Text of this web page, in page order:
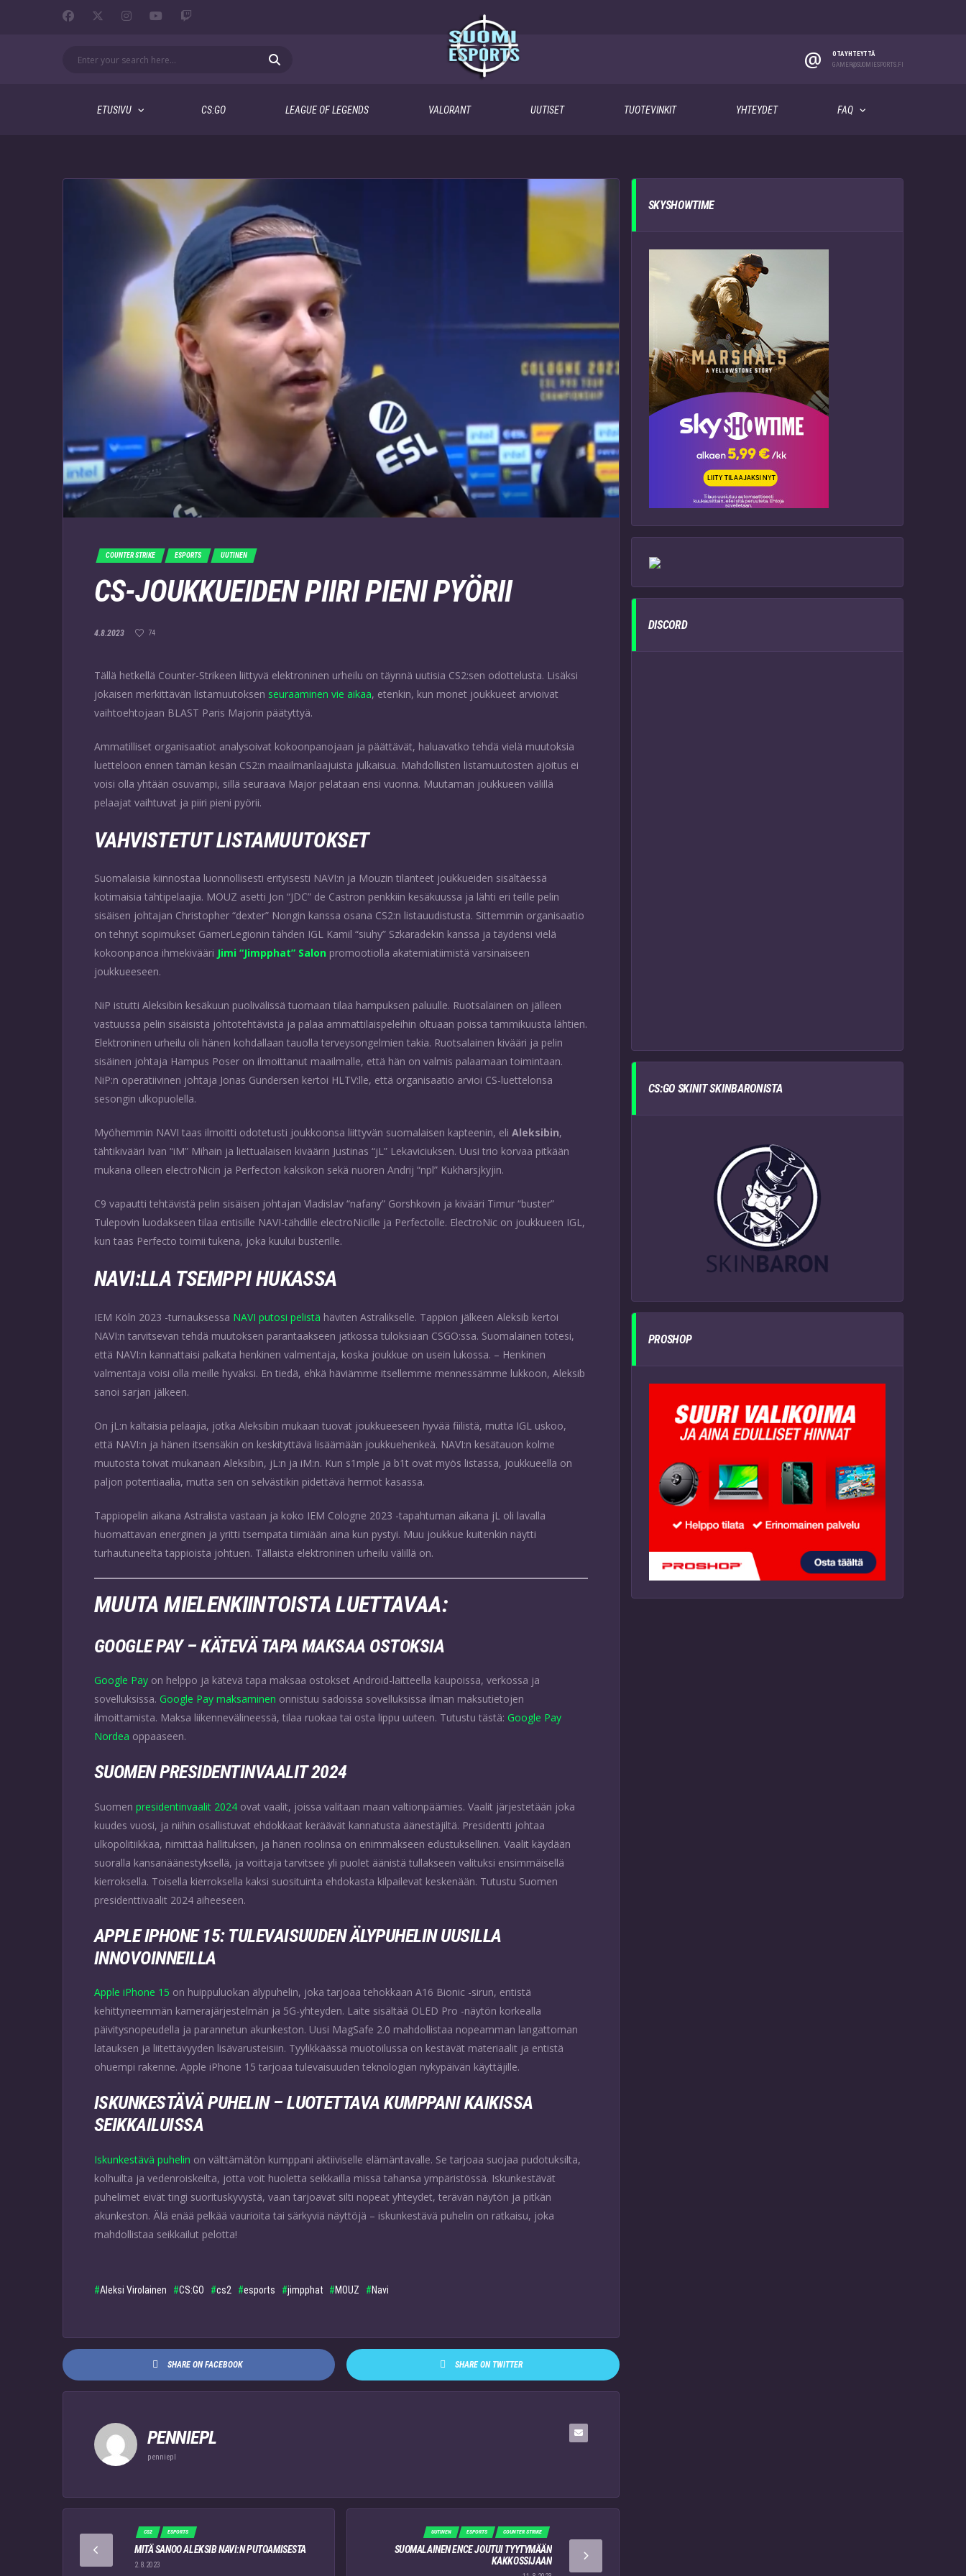
@
OTA YHTEYTTÄ
GAMER@SUOMIESPORTS.FI
ETUSIVU CS:GO LEAGUE OF LEGENDS VALORANT UUTISET TUOTEVINKIT YHTEYDET FAQ
COUNTER STRIKE ESPORTS UUTINEN
CS-JOUKKUEIDEN PIIRI PIENI PYÖRII
4.8.2023 74
Tällä hetkellä Counter-Strikeen liittyvä elektroninen urheilu on täynnä uutisia CS2:sen odottelusta. Lisäksi
jokaisen merkittävän listamuutoksen seuraaminen vie aikaa, etenkin, kun monet joukkueet arvioivat
vaihtoehtojaan BLAST Paris Majorin päätyttyä.
Ammatilliset organisaatiot analysoivat kokoonpanojaan ja päättävät, haluavatko tehdä vielä muutoksia
luetteloon ennen tämän kesän CS2:n maailmanlaajuista julkaisua. Mahdollisten listamuutosten ajoitus ei
voisi olla yhtään osuvampi, sillä seuraava Major pelataan ensi vuonna. Muutaman joukkueen välillä
pelaajat vaihtuvat ja piiri pieni pyörii.
VAHVISTETUT LISTAMUUTOKSET
Suomalaisia kiinnostaa luonnollisesti erityisesti NAVI:n ja Mouzin tilanteet joukkueiden sisältäessä
kotimaisia tähtipelaajia. MOUZ asetti Jon “JDC” de Castron penkkiin kesäkuussa ja lähti eri teille pelin
sisäisen johtajan Christopher “dexter” Nongin kanssa osana CS2:n listauudistusta. Sittemmin organisaatio
on tehnyt sopimukset GamerLegionin tähden IGL Kamil “siuhy” Szkaradekin kanssa ja täydensi vielä
kokoonpanoa ihmekivääri Jimi “Jimpphat” Salon promootiolla akatemiatiimistä varsinaiseen
joukkueeseen.
NiP istutti Aleksibin kesäkuun puolivälissä tuomaan tilaa hampuksen paluulle. Ruotsalainen on jälleen
vastuussa pelin sisäisistä johtotehtävistä ja palaa ammattilaispeleihin oltuaan poissa tammikuusta lähtien.
Elektroninen urheilu oli hänen kohdallaan tauolla terveysongelmien takia. Ruotsalainen kivääri ja pelin
sisäinen johtaja Hampus Poser on ilmoittanut maailmalle, että hän on valmis palaamaan toimintaan.
NiP:n operatiivinen johtaja Jonas Gundersen kertoi HLTV:lle, että organisaatio arvioi CS-luettelonsa
sesongin ulkopuolella.
Myöhemmin NAVI taas ilmoitti odotetusti joukkoonsa liittyvän suomalaisen kapteenin, eli Aleksibin,
tähtikivääri Ivan “iM” Mihain ja liettualaisen kiväärin Justinas “jL” Lekaviciuksen. Uusi trio korvaa pitkään
mukana olleen electroNicin ja Perfecton kaksikon sekä nuoren Andrij “npl” Kukharsjkyjin.
C9 vapautti tehtävistä pelin sisäisen johtajan Vladislav “nafany” Gorshkovin ja kivääri Timur “buster”
Tulepovin luodakseen tilaa entisille NAVI-tähdille electroNicille ja Perfectolle. ElectroNic on joukkueen IGL,
kun taas Perfecto toimii tukena, joka kuului busterille.
NAVI:LLA TSEMPPI HUKASSA
IEM Köln 2023 -turnauksessa NAVI putosi pelistä häviten Astralikselle. Tappion jälkeen Aleksib kertoi
NAVI:n tarvitsevan tehdä muutoksen parantaakseen jatkossa tuloksiaan CSGO:ssa. Suomalainen totesi,
että NAVI:n kannattaisi palkata henkinen valmentaja, koska joukkue on usein lukossa. – Henkinen
valmentaja voisi olla meille hyväksi. En tiedä, ehkä häviämme itsellemme mennessämme lukkoon, Aleksib
sanoi sarjan jälkeen.
On jL:n kaltaisia pelaajia, jotka Aleksibin mukaan tuovat joukkueeseen hyvää fiilistä, mutta IGL uskoo,
että NAVI:n ja hänen itsensäkin on keskityttävä lisäämään joukkuehenkeä. NAVI:n kesätauon kolme
muutosta toivat mukanaan Aleksibin, jL:n ja iM:n. Kun s1mple ja b1t ovat myös listassa, joukkueella on
paljon potentiaalia, mutta sen on selvästikin pidettävä hermot kasassa.
Tappiopelin aikana Astralista vastaan ja koko IEM Cologne 2023 -tapahtuman aikana jL oli lavalla
huomattavan energinen ja yritti tsempata tiimiään aina kun pystyi. Muu joukkue kuitenkin näytti
turhautuneelta tappioista johtuen. Tällaista elektroninen urheilu välillä on.
MUUTA MIELENKIINTOISTA LUETTAVAA:
GOOGLE PAY – KÄTEVÄ TAPA MAKSAA OSTOKSIA
Google Pay on helppo ja kätevä tapa maksaa ostokset Android-laitteella kaupoissa, verkossa ja
sovelluksissa. Google Pay maksaminen onnistuu sadoissa sovelluksissa ilman maksutietojen
ilmoittamista. Maksa liikennevälineessä, tilaa ruokaa tai osta lippu uuteen. Tutustu tästä: Google Pay
Nordea oppaaseen.
SUOMEN PRESIDENTINVAALIT 2024
Suomen presidentinvaalit 2024 ovat vaalit, joissa valitaan maan valtionpäämies. Vaalit järjestetään joka
kuudes vuosi, ja niihin osallistuvat ehdokkaat keräävät kannatusta äänestäjiltä. Presidentti johtaa
ulkopolitiikkaa, nimittää hallituksen, ja hänen roolinsa on enimmäkseen edustuksellinen. Vaalit käydään
suoralla kansanäänestyksellä, ja voittaja tarvitsee yli puolet äänistä tullakseen valituksi ensimmäisellä
kierroksella. Toisella kierroksella kaksi suosituinta ehdokasta kilpailevat keskenään. Tutustu Suomen
presidenttivaalit 2024 aiheeseen.
APPLE IPHONE 15: TULEVAISUUDEN ÄLYPUHELIN UUSILLA
INNOVOINNEILLA
Apple iPhone 15 on huippuluokan älypuhelin, joka tarjoaa tehokkaan A16 Bionic -sirun, entistä
kehittyneemmän kamerajärjestelmän ja 5G-yhteyden. Laite sisältää OLED Pro -näytön korkealla
päivitysnopeudella ja parannetun akunkeston. Uusi MagSafe 2.0 mahdollistaa nopeamman langattoman
latauksen ja liitettävyyden lisävarusteisiin. Tyylikkäässä muotoilussa on kestävät materiaalit ja entistä
ohuempi rakenne. Apple iPhone 15 tarjoaa tulevaisuuden teknologian nykypäivän käyttäjille.
ISKUNKESTÄVÄ PUHELIN – LUOTETTAVA KUMPPANI KAIKISSA
SEIKKAILUISSA
Iskunkestävä puhelin on välttämätön kumppani aktiiviselle elämäntavalle. Se tarjoaa suojaa pudotuksilta,
kolhuilta ja vedenroiskeilta, jotta voit huoletta seikkailla missä tahansa ympäristössä. Iskunkestävät
puhelimet eivät tingi suorituskyvystä, vaan tarjoavat silti nopeat yhteydet, terävän näytön ja pitkän
akunkeston. Älä enää pelkää vaurioita tai särkyviä näyttöjä – iskunkestävä puhelin on ratkaisu, joka
mahdollistaa seikkailut pelotta!
Aleksi Virolainen CS:GO cs2 esports jimpphat MOUZ Navi
SHARE ON FACEBOOK SHARE ON TWITTER
PENNIEPL
penniepl
CS2 ESPORTS
MITÄ SANOO ALEKSIB NAVI:N PUTOAMISESTA
2.8.2023
COUNTER STRIKE
ESPORTS
UUTINEN
SUOMALAINEN ENCE JOUTUI TYYTYMÄÄN
KAKKOSSIJAAN
SKYSHOWTIME
DISCORD
CS:GO SKINIT SKINBARONISTA
PROSHOP